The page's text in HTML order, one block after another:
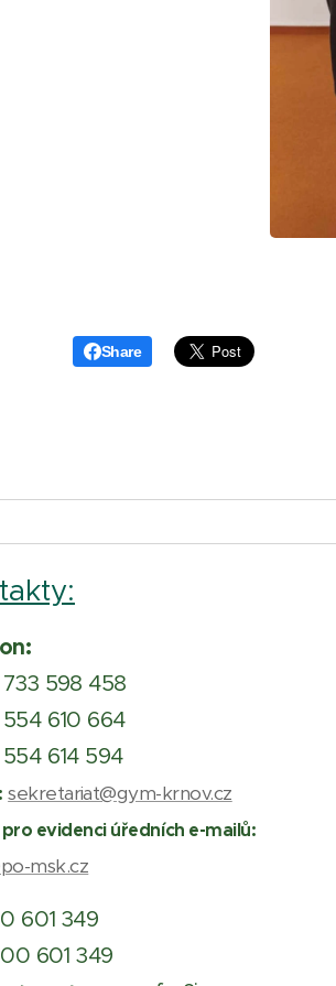
Share
598 458
610 664
614 594
sekretariat@gym-krnov.cz
pro evidenci úředních e-mailů:
msk.cz
601 349
601 349